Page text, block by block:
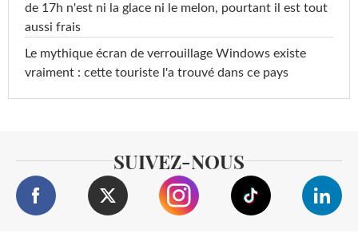
de 17h n'est ni la glace ni le melon, pourtant il est tout
aussi frais
Le mythique écran de verrouillage Windows existe
vraiment : cette touriste l'a trouvé dans ce pays
SUIVEZ-NOUS